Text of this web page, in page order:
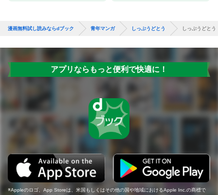
漫画無料試し読みならdブック 青年マンガ しっぷうどとう しっぷうどとう
アプリならもっと便利で快適に！
Appleのロゴ、App Storeは、米国もしくはその他の国や地域におけるApple Inc.の商標で